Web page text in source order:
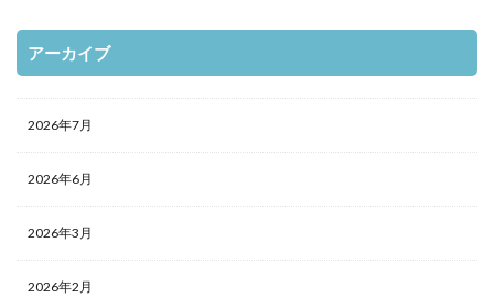
アーカイブ
2026年7月
2026年6月
2026年3月
2026年2月